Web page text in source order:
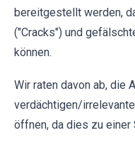
bereitgestellt werden,
("Cracks") und
können.
Wir raten davon ab, die
verdächtigen/
öffnen, da dies zu einer